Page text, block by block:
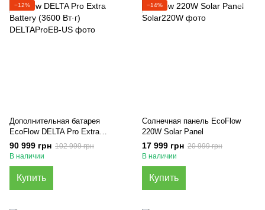
−12%
Дополнительная батарея
EcoFlow DELTA Pro Extra
Battery (3600 Вт·г)
90 999 грн 102 999 грн
В наличии
Купить
−14%
Солнечная панель EcoFlow
220W Solar Panel
17 999 грн 20 999 грн
В наличии
Купить